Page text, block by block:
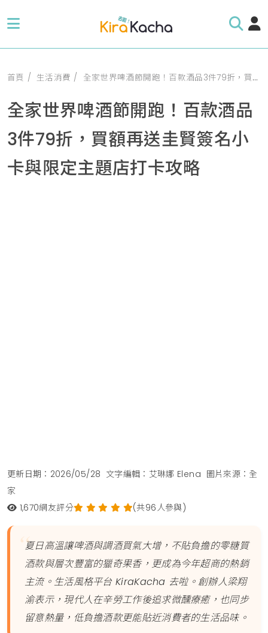
首頁 生活消費 全家世界啤酒節開跑！百款酒品3件79折，買額再送圭賢簽名小卡與限定主題店打卡攻略
全家世界啤酒節開跑！百款酒品
3件79折，買額再送圭賢簽名小
卡與限定主題店打卡攻略
更新日期：2026/05/28 文字編輯：艾琳娜 Elena 圖片來源：全
家
1,670網友評分 (共96人參與)
夏日高溫讓啤酒與調酒買氣大增，不貼負擔的零糖質
酒款與層次豐富的獵奇果香，更成為今年超商的熱銷
主流。生活風格平台 KiraKacha 去啦。創辦人梁翔
渝表示，現代人在辛勞工作後追求微醺療癒，也同步
留意熱量，低負擔酒款更能貼近消費者的生活品味。